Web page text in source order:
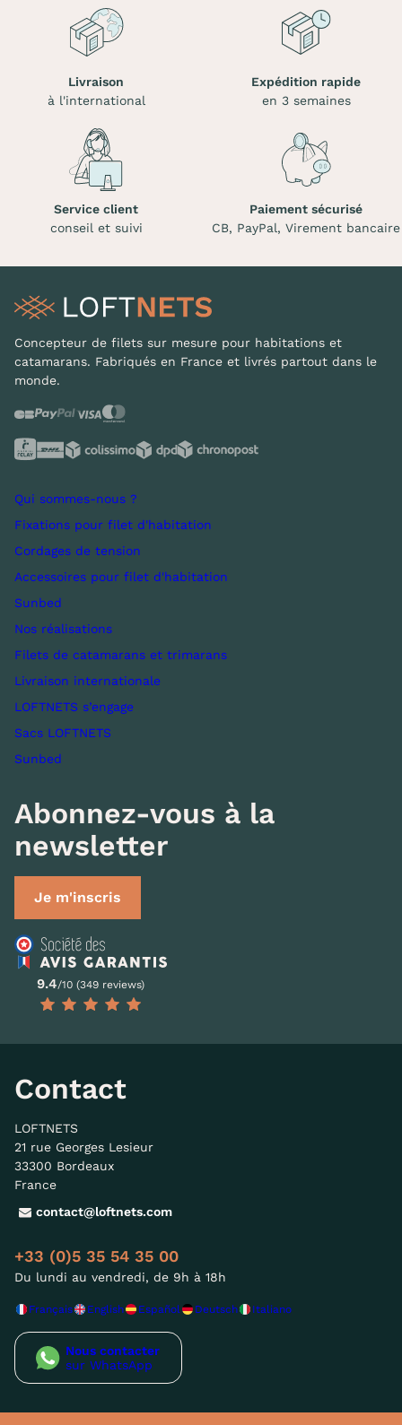
Livraison
à l'international
Expédition rapide
en 3 semaines
Service client
conseil et suivi
Paiement sécurisé
CB, PayPal, Virement bancaire
Concepteur de filets sur mesure pour habitations et
catamarans. Fabriqués en France et livrés partout dans le
monde.
Qui sommes-nous ?
Fixations pour filet d'habitation
Cordages de tension
Accessoires pour filet d'habitation
Sunbed
Nos réalisations
Filets de catamarans et trimarans
Livraison internationale
LOFTNETS s’engage
Sacs LOFTNETS
Sunbed
Abonnez-vous à la
newsletter
Je m'inscris
9.4/10 (349 reviews)
Contact
LOFTNETS
21 rue Georges Lesieur
33300 Bordeaux
France
contact@loftnets.com
+33 (0)5 35 54 35 00
Du lundi au vendredi, de 9h à 18h
Français English Español Deutsch Italiano
Nous contacter
sur WhatsApp